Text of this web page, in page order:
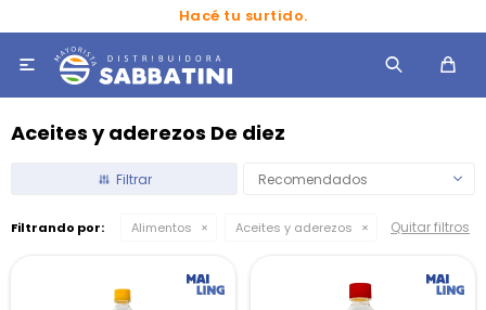
Hacé tu surtido.

Aceites y aderezos De diez
Recomendados
Filtrando por: Alimentos Aceites y aderezos Quitar filtros